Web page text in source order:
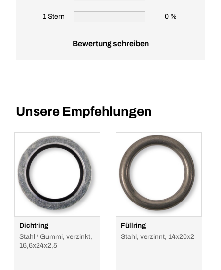
1 Stern 0 %
Bewertung schreiben
Unsere Empfehlungen
Dichtring
Stahl / Gummi, verzinkt,
16,6x24x2,5
Füllring
Stahl, verzinnt, 14x20x2